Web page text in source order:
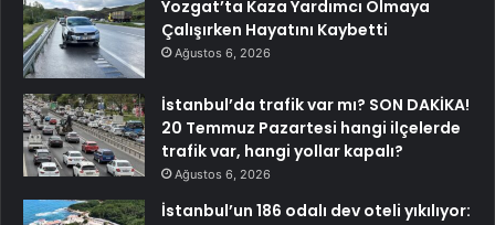
Yozgat’ta Kaza Yardımcı Olmaya
Çalışırken Hayatını Kaybetti
Ağustos 6, 2026
İstanbul’da trafik var mı? SON DAKİKA!
20 Temmuz Pazartesi hangi ilçelerde
trafik var, hangi yollar kapalı?
Ağustos 6, 2026
İstanbul’un 186 odalı dev oteli yıkılıyor: